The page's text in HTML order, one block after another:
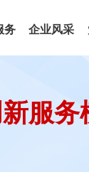
务 企业风采
服务